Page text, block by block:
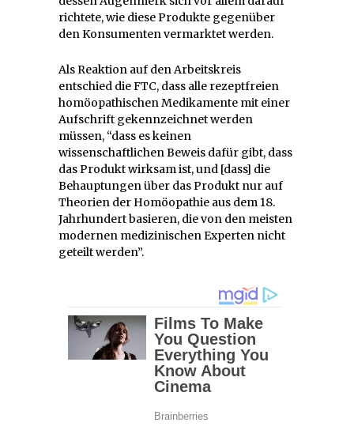
richtete, wie diese Produkte gegenüber
den Konsumenten vermarktet werden.
Als Reaktion auf den Arbeitskreis
entschied die FTC, dass alle rezeptfreien
homöopathischen Medikamente mit einer
Aufschrift gekennzeichnet werden
müssen, “dass es keinen
wissenschaftlichen Beweis dafür gibt, dass
das Produkt wirksam ist, und [dass] die
Behauptungen über das Produkt nur auf
Theorien der Homöopathie aus dem 18.
Jahrhundert basieren, die von den meisten
modernen medizinischen Experten nicht
geteilt werden”.